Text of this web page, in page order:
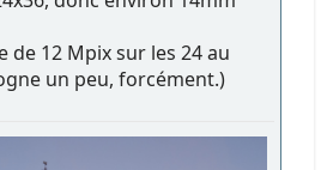
de 12 Mpix sur les 24 au
un peu, forcément.)